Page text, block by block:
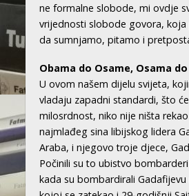
ne formalne slobode, mi ovdje
vrijednosti slobode govora, koja
da sumnjamo, pitamo i
Obama do Osame, Osama
U ovom našem dijelu svijeta,
vladaju zapadni standardi, što
milosrdnost, niko nije ništa
najmlađeg sina libijskog lidera
Araba, i njegovo troje djece,
Počinili su to ubistvo
kada su bombardirali Gadafijevu